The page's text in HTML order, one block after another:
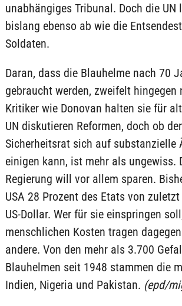
unabhängiges Tribunal. Doch die UN
bislang ebenso ab wie die
Soldaten.
Daran, dass die Blauhelme nach 70
gebraucht werden, zweifelt hingegen
Kritiker wie Donovan halten sie für
UN diskutieren Reformen, doch ob
Sicherheitsrat sich auf substanzielle
einigen kann, ist mehr als ungewiss.
Regierung will vor allem sparen.
USA 28 Prozent des Etats von
US-Dollar. Wer für sie einspringen
menschlichen Kosten tragen
andere. Von den mehr als 3.700
Blauhelmen seit 1948 stammen die
Indien, Nigeria und Pakistan. (epd/